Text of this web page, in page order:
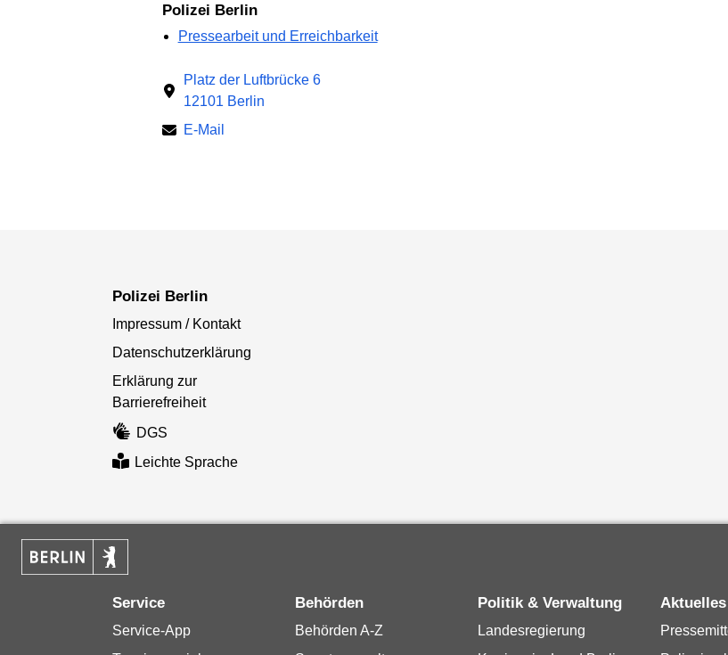
Polizei Berlin
Pressearbeit und Erreichbarkeit
Platz der Luftbrücke 6
12101 Berlin
E-Mail
Polizei Berlin
Impressum / Kontakt
Datenschutzerklärung
Erklärung zur
Barrierefreiheit
DGS
Leichte Sprache
Service
Service-App
Behörden
Behörden A-Z
Politik & Verwaltung
Landesregierung
Aktuelles